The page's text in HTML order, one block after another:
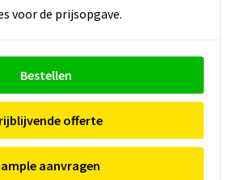
voor de prijsopgave.
Bestellen
offerte
aanvragen